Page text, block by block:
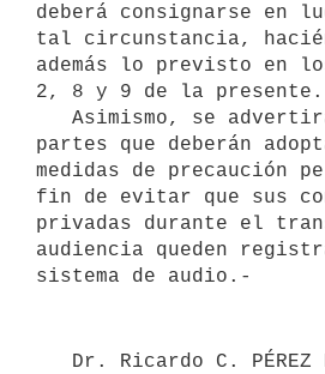
deberá consignarse en
tal circunstancia,
además lo previsto en
2, 8 y 9 de la
partes que deberán
medidas de precaución
fin de evitar que sus
privadas durante el
audiencia queden